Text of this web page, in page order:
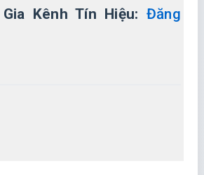
Kênh Tín Hiệu: Đăng